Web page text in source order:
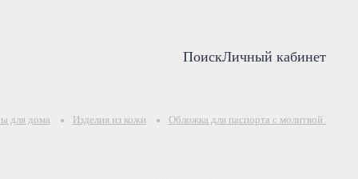
ПоискЛичный кабинет
для дома Изделия из кожи Обложка для паспорта с молитвой Герб/